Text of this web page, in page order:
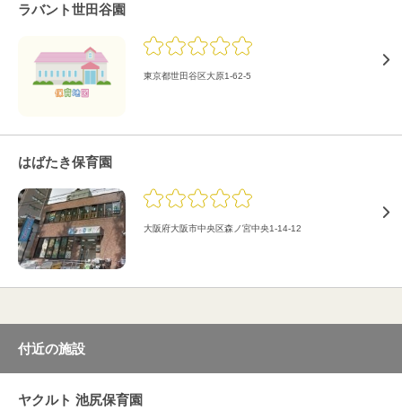
ラバント世田谷園
東京都世田谷区大原1-62-5
はばたき保育園
大阪府大阪市中央区森ノ宮中央1-14-12
付近の施設
ヤクルト 池尻保育園